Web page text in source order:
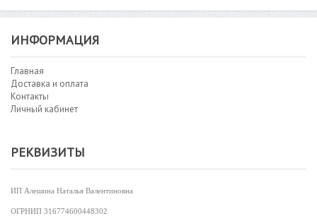
ИНФОРМАЦИЯ
Главная
Доставка и оплата
Контакты
Личный кабинет
РЕКВИЗИТЫ
ИП Алешина Наталья Валентиновна
ОГРНИП 316774600448302